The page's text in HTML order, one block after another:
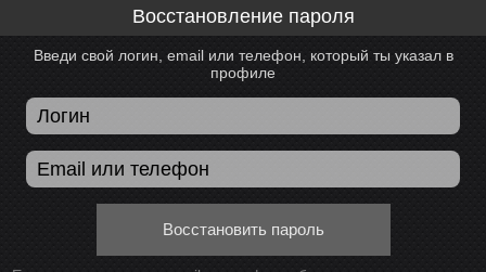
Восстановление пароля
Введи свой логин, email или телефон, который ты указал в
профиле
Восстановить пароль